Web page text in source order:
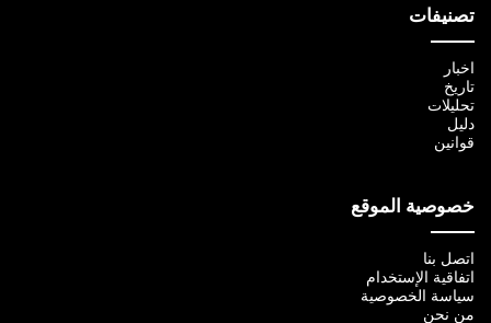
تصنيفات
اخبار
تاريخ
تحليلات
دليل
قوانين
خصوصية الموقع
اتصل بنا
اتفاقية الإستخدام
سياسة الخصوصية
من نحن